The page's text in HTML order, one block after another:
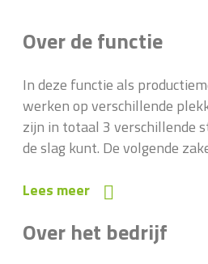
Over de functie
In deze functie als
werken op verschillende
zijn in totaal 3 verschillende
de slag kunt. De volgende
Lees meer
Over het bedrijf